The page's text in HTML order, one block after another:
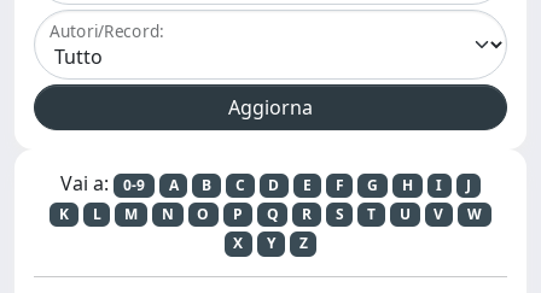
Autori/Record:
Vai a: 0-9 A B C D E F G H I
J
K
L M N O P Q R S T U V
W
X
Y Z